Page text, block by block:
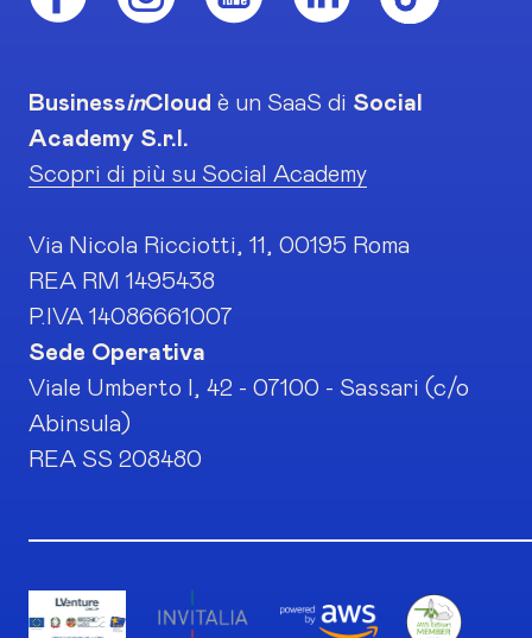
BusinessinCloud è un SaaS di Social
Academy S.r.l.
Scopri di più su Social Academy
Via Nicola Ricciotti, 11, 00195 Roma
REA RM 1495438
P.IVA 14086661007
Sede Operativa
Viale Umberto I, 42 - 07100 - Sassari (c/o
Abinsula)
REA SS 208480